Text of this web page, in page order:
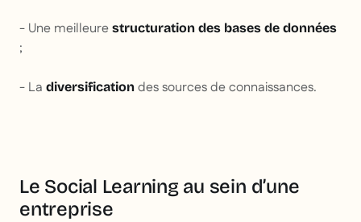
- Une meilleure structuration des bases de données
;
- La diversification des sources de connaissances.
Le Social Learning au sein d’une
entreprise